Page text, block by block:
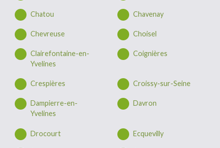
Chatou Chavenay
Chevreuse Choisel
Clairefontaine-en-
Yvelines
Coignières
Crespières Croissy-sur-Seine
Dampierre-en-
Yvelines
Davron
Drocourt Ecquevilly